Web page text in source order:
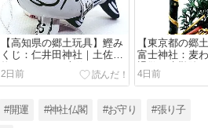
【高知県の郷土玩具】鰹み
くじ：仁井田神社｜土佐名
物 カツオの一本釣り！
2日前
【東京都の郷
富士神社：麦
退散・水難除
4日前
#開運 #神社仏閣 #お守り #張り子